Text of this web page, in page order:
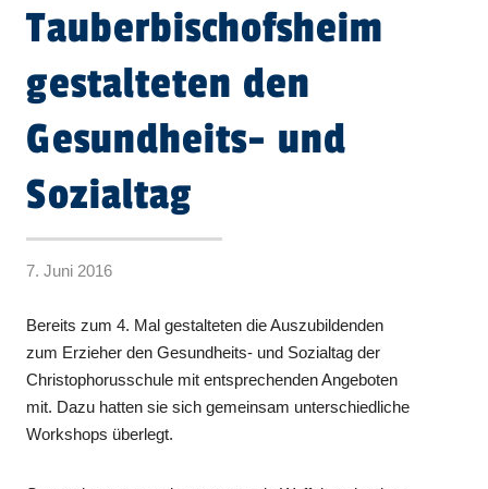
Tauberbischofsheim
gestalteten den
Gesundheits- und
Sozialtag
7. Juni 2016
Bereits zum 4. Mal gestalteten die Auszubildenden
zum Erzieher den Gesundheits- und Sozialtag der
Christophorusschule mit entsprechenden Angeboten
mit. Dazu hatten sie sich gemeinsam unterschiedliche
Workshops überlegt.